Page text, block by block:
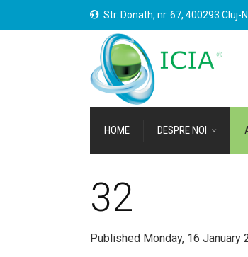
Str. Donath, nr. 67, 400293 Cluj-
HOME DESPRE NOI
32
Published Monday, 16 January